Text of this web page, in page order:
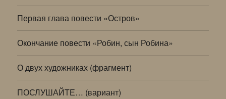
Первая глава повести «Остров»
Окончание повести «Робин, сын Робина»
О двух художниках (фрагмент)
ПОСЛУШАЙТЕ… (вариант)